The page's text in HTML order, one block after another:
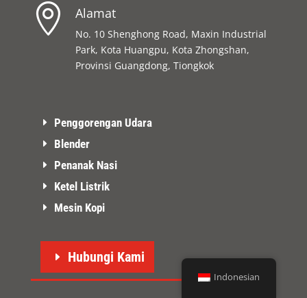
 Alamat
No. 10 Shenghong Road, Maxin Industrial
Park, Kota Huangpu, Kota Zhongshan,
Provinsi Guangdong, Tiongkok
Penggorengan Udara
Blender
Penanak Nasi
Ketel Listrik
Mesin Kopi
Hubungi Kami
Indonesian